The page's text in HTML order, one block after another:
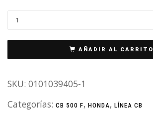
AÑADIR AL CARRITO
SKU: 0101039405-1
Categorías: CB 500 F, HONDA, LÍNEA CB